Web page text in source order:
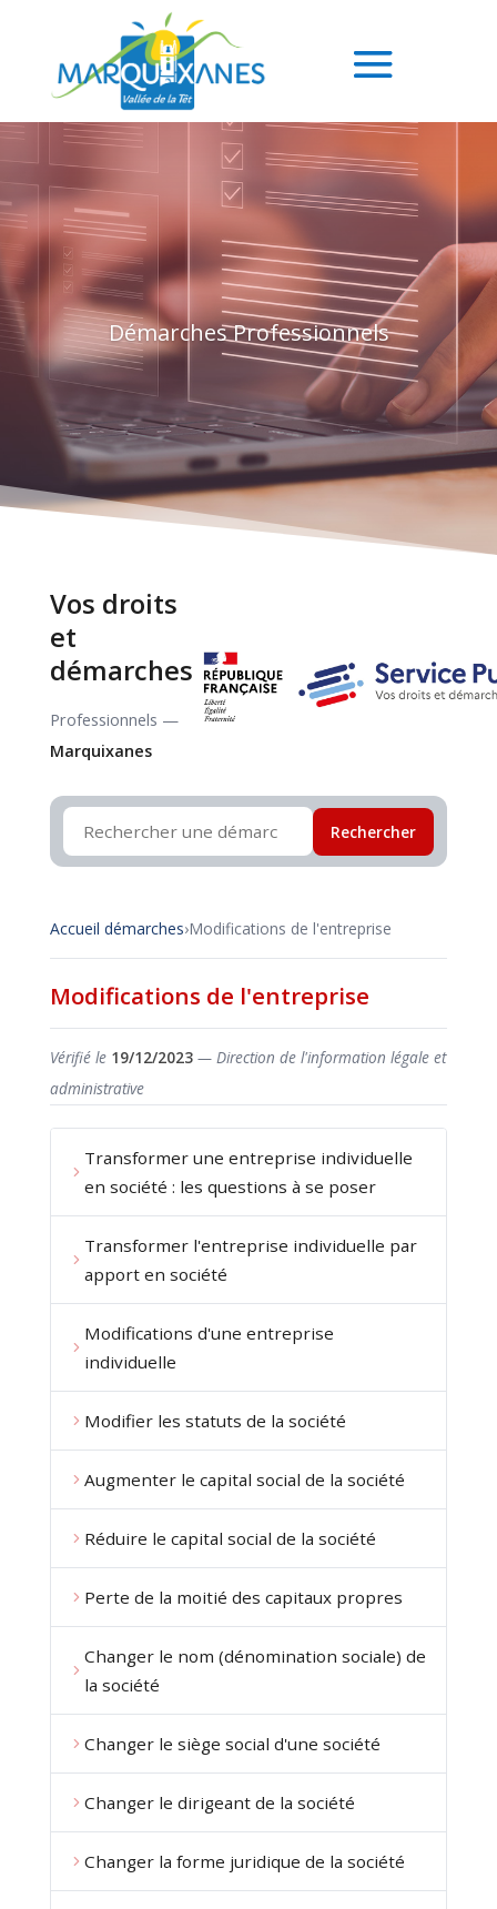
Démarches Professionnels
Vos droits
et
démarches
Professionnels —
Marquixanes
Rechercher
Accueil démarches›Modifications de l'entreprise
Modifications de l'entreprise
Vérifié le 19/12/2023— Direction de l'information légale et
administrative
Transformer une entreprise individuelle
en société : les questions à se poser
Transformer l'entreprise individuelle par
apport en société
Modifications d'une entreprise
individuelle
Modifier les statuts de la société
Augmenter le capital social de la société
Réduire le capital social de la société
Perte de la moitié des capitaux propres
Changer le nom (dénomination sociale) de
la société
Changer le siège social d'une société
Changer le dirigeant de la société
Changer la forme juridique de la société